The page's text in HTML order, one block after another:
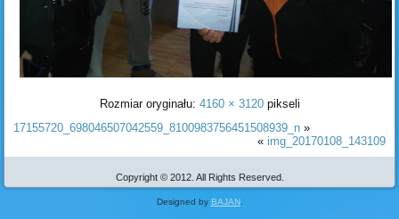
Rozmiar oryginału: 4160 × 3120pikseli
17155720_698046507042559_8100983756451508939_n »
« img_20170108_143109
Copyright © 2012. All Rights Reserved.
Designed by BAJAN.